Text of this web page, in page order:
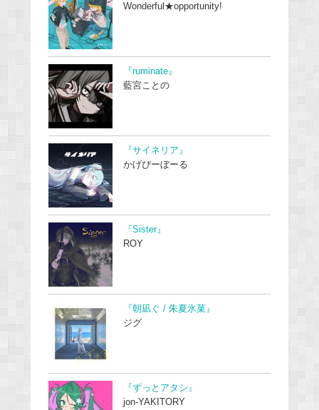
Wonderful★opportunity!
『ruminate』
藍宮ことの
『サイネリア』
かげぴーぼーる
『Sister』
ROY
『朝凪ぐ / 朱夏氷菓』
ジグ
『ずっとアタシ』
jon-YAKITORY